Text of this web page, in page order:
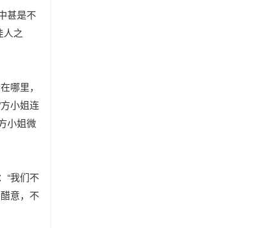
甚是不
人之
哪里，
小姐连
小姐微
“我们不
意，不